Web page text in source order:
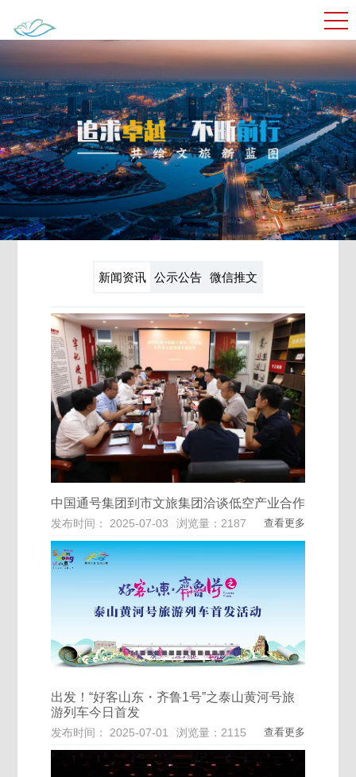
新闻资讯 公示公告 微信推文
中国通号集团到市文旅集团洽谈低空产业合作
发布时间： 2025-07-03 浏览量：2187 查看更多
出发！“好客山东・齐鲁1号”之泰山黄河号旅
游列车今日首发
发布时间： 2025-07-01 浏览量：2115 查看更多